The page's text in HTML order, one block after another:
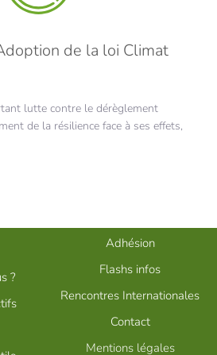
de la loi Climat
lutte contre le dérèglement
de la résilience face à ses effets,
?
Adhésion
Flashs infos
Rencontres Internationales
Contact
Mentions légales